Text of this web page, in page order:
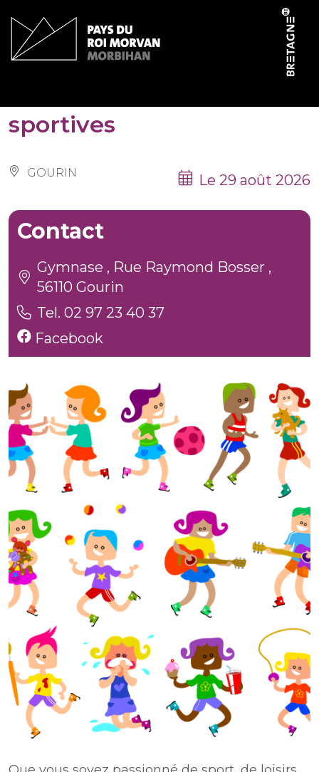
sportives
GOURIN Le 29 août 2026
Contact
Gymnase , Rue Raymond Bosser ,
56110 Gourin
Tel. 02 97 23 40 37
Facebook